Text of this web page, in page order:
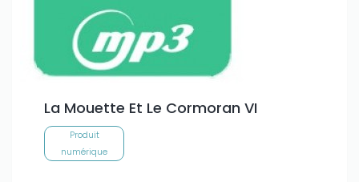
La Mouette Et Le Cormoran VI
Produit
numérique